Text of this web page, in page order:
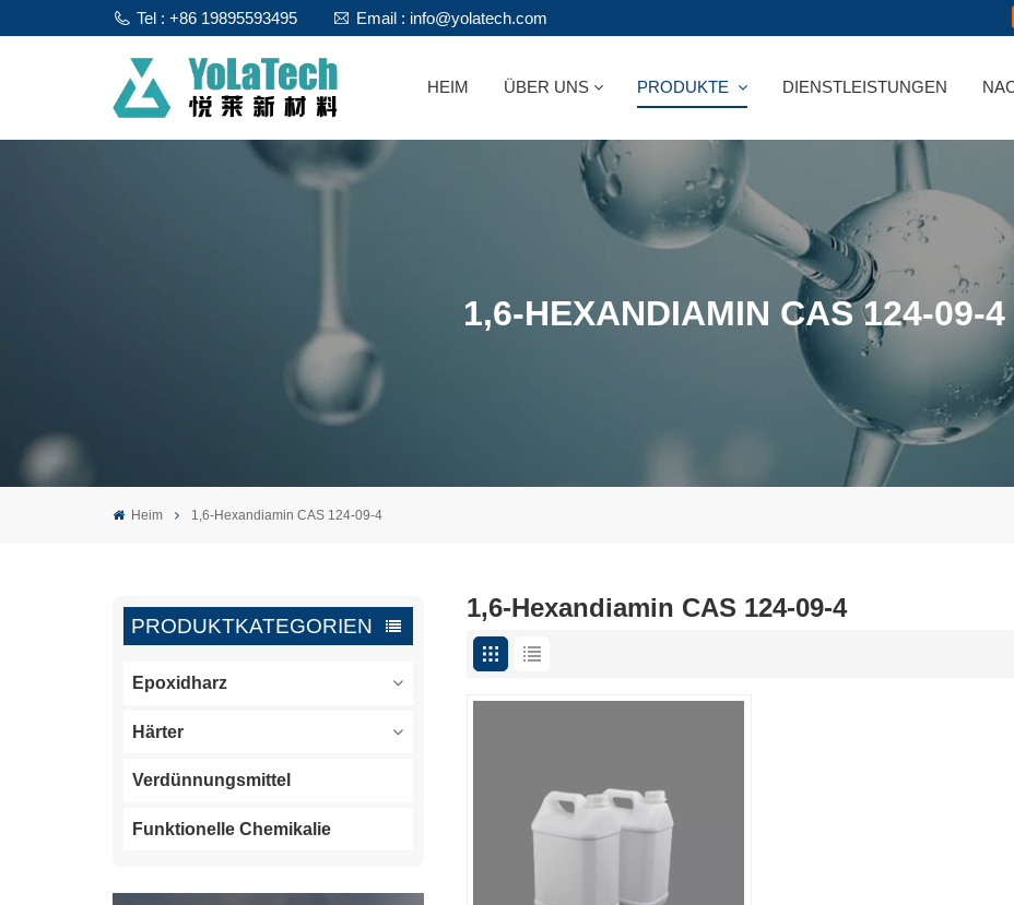
Tel : +86 19895593495 Email : info@yolatech.com
HEIM ÜBER UNS PRODUKTE DIENSTLEISTUNGEN
1,6-HEXANDIAMIN CAS 124-09-4
Heim 1,6-Hexandiamin CAS 124-09-4
PRODUKTKATEGORIEN
Epoxidharz
Härter
Verdünnungsmittel
Funktionelle Chemikalie
1,6-Hexandiamin CAS 124-09-4